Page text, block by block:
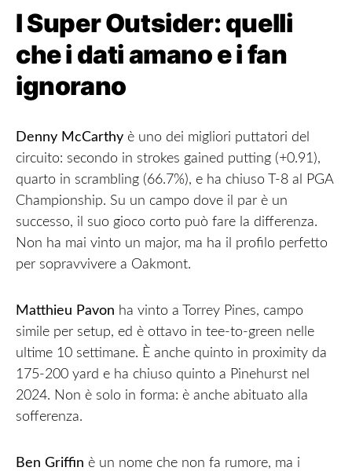
I Super Outsider: quelli
che i dati amano e i fan
ignorano
Denny McCarthy è uno dei migliori puttatori del
circuito: secondo in strokes gained putting (+0.91),
quarto in scrambling (66.7%), e ha chiuso T-8 al PGA
Championship. Su un campo dove il par è un
successo, il suo gioco corto può fare la differenza.
Non ha mai vinto un major, ma ha il profilo perfetto
per sopravvivere a Oakmont.
Matthieu Pavon ha vinto a Torrey Pines, campo
simile per setup, ed è ottavo in tee-to-green nelle
ultime 10 settimane. È anche quinto in proximity da
175-200 yard e ha chiuso quinto a Pinehurst nel
2024. Non è solo in forma: è anche abituato alla
sofferenza.
Ben Griffin è un nome che non fa rumore, ma i